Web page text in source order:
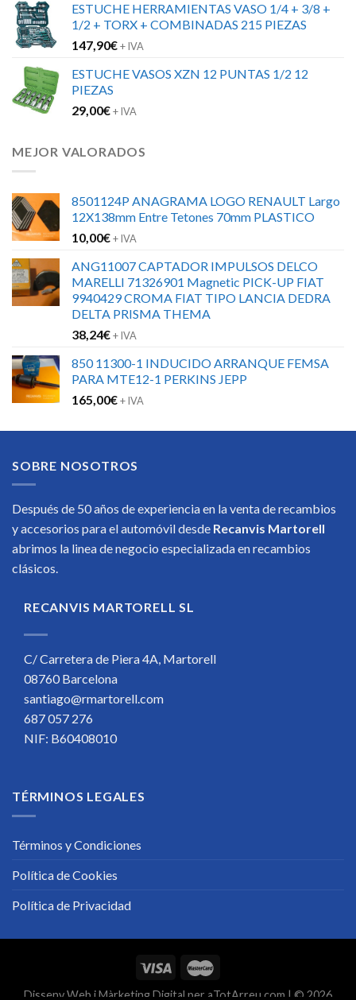
ESTUCHE HERRAMIENTAS VASO 1/4 + 3/8 +
1/2 + TORX + COMBINADAS 215 PIEZAS
147,90€+ IVA
ESTUCHE VASOS XZN 12 PUNTAS 1/2 12
PIEZAS
29,00€+ IVA
MEJOR VALORADOS
8501124P ANAGRAMA LOGO RENAULT Largo
12X138mm Entre Tetones 70mm PLASTICO
10,00€+ IVA
ANG11007 CAPTADOR IMPULSOS DELCO
MARELLI 71326901 Magnetic PICK-UP FIAT
9940429 CROMA FIAT TIPO LANCIA DEDRA
DELTA PRISMA THEMA
38,24€+ IVA
850 11300-1 INDUCIDO ARRANQUE FEMSA
PARA MTE12-1 PERKINS JEPP
165,00€+ IVA
SOBRE NOSOTROS
Después de 50 años de experiencia en la venta de recambios
y accesorios para el automóvil desde Recanvis Martorell
abrimos la linea de negocio especializada en recambios
clásicos.
RECANVIS MARTORELL SL
C/ Carretera de Piera 4A, Martorell
08760 Barcelona
santiago@rmartorell.com
687 057 276
NIF: B60408010
TÉRMINOS LEGALES
Términos y Condiciones
Política de Cookies
Política de Privacidad
Disseny Web iMàrketing Digital per aTotArreu.com | © 2026